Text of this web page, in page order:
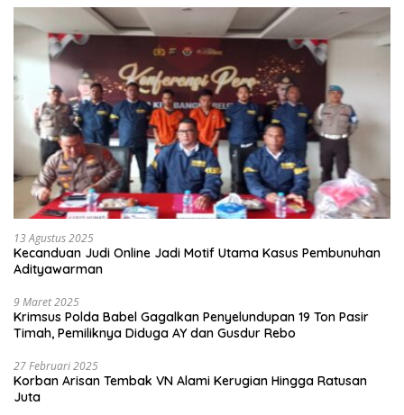
13 Agustus 2025
Kecanduan Judi Online Jadi Motif Utama Kasus Pembunuhan
Adityawarman
9 Maret 2025
Krimsus Polda Babel Gagalkan Penyelundupan 19 Ton Pasir
Timah, Pemiliknya Diduga AY dan Gusdur Rebo
27 Februari 2025
Korban Arisan Tembak VN Alami Kerugian Hingga Ratusan
Juta